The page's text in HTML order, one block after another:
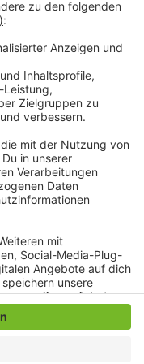
muss die
Das hält Anja